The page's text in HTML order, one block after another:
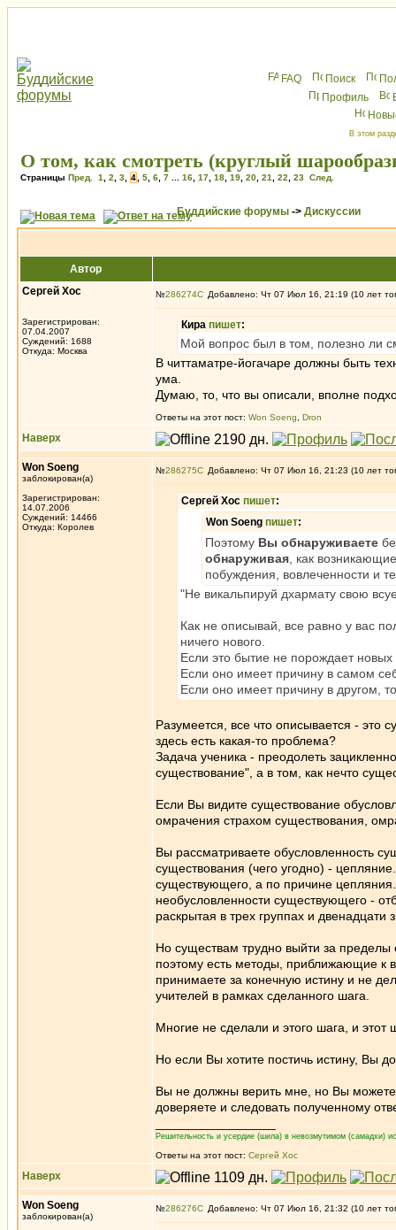
FAQ Поиск
Профиль
В этом
О том, как смотреть (круглый
Страницы Пред. 1 2 3 4 5 6 7 16 17 18 19 20 21 22 23 След.
Буддийские форумы -> Дискуссии
Автор
Сергей Хос
Зарегистрирован:
07.04.2007
Суждений: 1688
Откуда: Москва
№286274 Добавлено: Чт 07 Июл 16, 21:19 (10 лет
Кира пишет:
Мой вопрос был в том, полезно ли
В читтаматре-йогачаре должны быть
ума.
Думаю, то, что вы описали, вполне
Ответы на этот пост: Won Soeng Dron
Наверх
Won Soeng
заблокирован(а)
Зарегистрирован:
14.07.2006
Суждений: 14466
Откуда: Королев
№286275 Добавлено: Чт 07 Июл 16, 21:23 (10 лет
Сергей Хос пишет:
Won Soeng пишет:
Поэтому Вы обнаруживаете
обнаруживая , как
побуждения, вовлеченности и
"Не викальпируй дхармату свою
Как не описывай, все равно у вас
ничего нового.
Если это бытие не порождает новых
Если оно имеет причину в самом
Если оно имеет причину в другом,
Разумеется, все что описывается - это
здесь есть какая-то проблема?
Задача ученика - преодолеть
существование", а в том, как нечто
Если Вы видите существование
омрачения страхом существования,
Вы рассматриваете обусловленность
существования (чего угодно) -
существующего, а по причине
необусловленности существующего -
раскрытая в трех группах и двенадцати
Но существам трудно выйти за пределы
поэтому есть методы, приближающие к
принимаете за конечную истину и не
учителей в рамках сделанного шага.
Многие не сделали и этого шага, и этот
Но если Вы хотите постичь истину, Вы
Вы не должны верить мне, но Вы
доверяете и следовать полученному
Решительность и усердие (шила) в невозмутимом (самадхи)
Ответы на этот пост: Сергей Хос
Наверх
Won Soeng
заблокирован(а)
№286276 Добавлено: Чт 07 Июл 16, 21:32 (10 лет